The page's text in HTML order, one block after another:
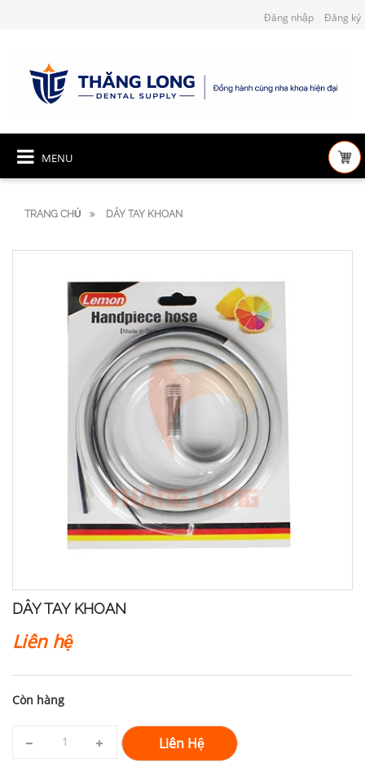
Đăng nhập Đăng ký
MENU
TRANG CHỦ DÂY TAY KHOAN
DÂY TAY KHOAN
Liên hệ
Còn hàng
Liên Hệ